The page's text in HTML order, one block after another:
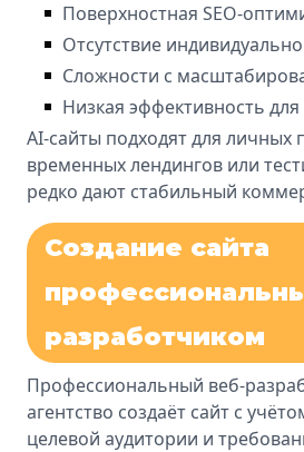
Поверхностная SEO-
Отсутствие
Сложности с
Низкая эффективность
AI-сайты подходят для личных
временных лендингов или
редко дают стабильный
Создание сайта
разработчиком
Профессиональный веб-
агентство создаёт сайт с
целевой аудитории и